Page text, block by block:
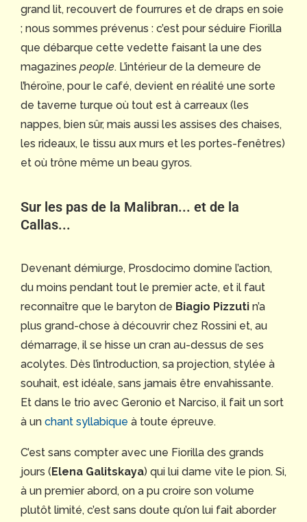
grand lit, recouvert de fourrures et de draps en soie
; nous sommes prévenus : c’est pour séduire Fiorilla
que débarque cette vedette faisant la une des
magazines people. L’intérieur de la demeure de
l’héroïne, pour le café, devient en réalité une sorte
de taverne turque où tout est à carreaux (les
nappes, bien sûr, mais aussi les assises des chaises,
les rideaux, le tissu aux murs et les portes-fenêtres)
et où trône même un beau gyros.
Sur les pas de la Malibran... et de la
Callas...
Devenant démiurge, Prosdocimo domine l’action,
du moins pendant tout le premier acte, et il faut
reconnaître que le baryton de Biagio Pizzuti n’a
plus grand-chose à découvrir chez Rossini et, au
démarrage, il se hisse un cran au-dessus de ses
acolytes. Dès l’introduction, sa projection, stylée à
souhait, est idéale, sans jamais être envahissante.
Et dans le trio avec Geronio et Narciso, il fait un sort
à un chant syllabique à toute épreuve.
C’est sans compter avec une Fiorilla des grands
jours (Elena Galitskaya) qui lui dame vite le pion. Si,
à un premier abord, on a pu croire son volume
plutôt limité, c’est sans doute qu’on lui fait aborder